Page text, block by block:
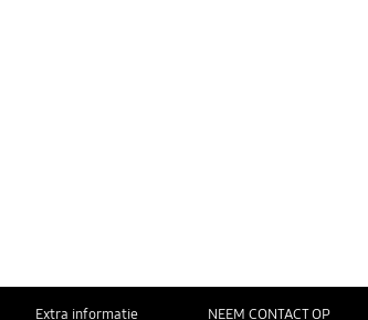
Extra informatie NEEM CONTACT OP